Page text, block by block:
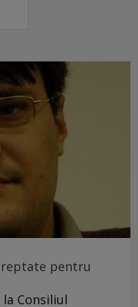
pentru
Consiliul